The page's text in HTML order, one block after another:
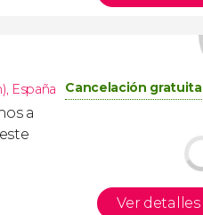
, España Cancelación gratuita
a
Ver detalles